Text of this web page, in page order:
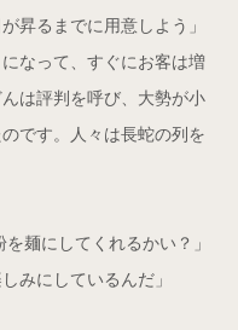
昇るまでに用意しよう」
なって、すぐにお客は増
は評判を呼び、大勢が小
です。人々は長蛇の列を
麺にしてくれるかい？」
みにしているんだ」